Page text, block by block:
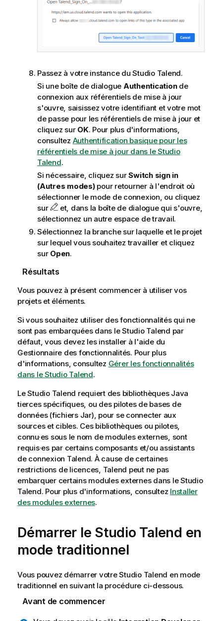
Passez à votre instance duStudio Talend.
Si une boîte de dialogue Authenticationde
connexion aux référentiels de mise à jour
s'ouvre, saisissez votre identifiant et votre mot
de passe pour les référentiels de mise à jour et
cliquez sur OK. Pour plus d'informations,
consultez Authentification basique pour les
référentiels de mise à jour dans le Studio
Talend.
Si nécessaire, cliquez surSwitch sign in
(Autres modes)pour retourner à l'endroit où
sélectionner le mode de connexion, ou cliquez
sur
et, dans la boîte de dialogue qui s'ouvre,
sélectionnez un autre espace de travail.
Sélectionnez la branche sur laquelle et le projet
sur lequel vous souhaitez travailler et cliquez
sur Open.
Résultats
Vous pouvez à présent commencer à utiliser vos
projets et éléments.
Si vous souhaitez utiliser des fonctionnalités qui ne
sont pas embarquées dans leStudio Talend par
défaut, vous devez les installer à l'aide du
Gestionnaire des fonctionnalités. Pour plus
d'informations, consultez Gérer les fonctionnalités
dans le Studio Talend.
LeStudio Talend requiert des bibliothèques Java
tierces spécifiques, ou des pilotes de bases de
données (fichiers Jar), pour se connecter aux
sources et cibles. Ces bibliothèques ou pilotes,
connu·es sous le nom de modules externes, sont
requis·es par certains composants et/ou assistants
de connexion Talend. À cause de certaines
restrictions de licences, Talend peut ne pas
embarquer certains modules externes dans leStudio
Talend. Pour plus d'informations, consultez Installer
des modules externes.
Démarrer le Studio Talend en
mode traditionnel
Vous pouvez démarrer votreStudio Talend en mode
traditionnel en suivant la procédure ci-dessous.
Avant de commencer